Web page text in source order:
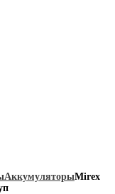
АккумуляторыMirex